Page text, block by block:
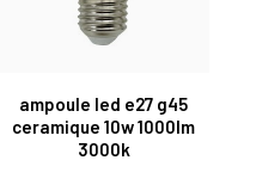
ampoule led e27 g45
ceramique 10w 1000lm
3000k